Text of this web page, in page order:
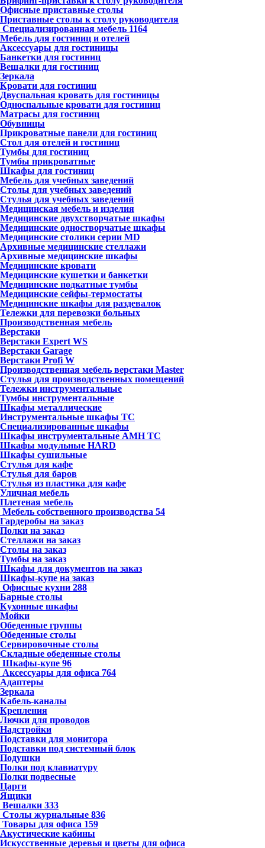
Офисные приставные столы
Приставные столы к столу руководителя
Специализированная мебель 1164
Мебель для гостиниц и отелей
Аксессуары для гостиницы
Банкетки для гостиниц
Вешалки для гостиниц
Зеркала
Кровати для гостиниц
Двуспальная кровать для гостиницы
Односпальные кровати для гостиниц
Матрасы для гостиниц
Обувницы
Прикроватные панели для гостиниц
Стол для отелей и гостиниц
Тумбы для гостиниц
Тумбы прикроватные
Шкафы для гостиниц
Мебель для учебных заведений
Столы для учебных заведений
Стулья для учебных заведений
Медицинская мебель и изделия
Медицинские двухстворчатые шкафы
Медицинские одностворчатые шкафы
Медицинские столики серии MD
Архивные медицинские стеллажи
Архивные медицинские шкафы
Медицинские кровати
Медицинские кушетки и банкетки
Медицинские подкатные тумбы
Медицинские сейфы-термостаты
Медицинские шкафы для раздевалок
Тележки для перевозки больных
Производственная мебель
Верстаки
Верстаки Expert WS
Верстаки Garage
Верстаки Profi W
Производственная мебель верстаки Master
Стулья для производственных помещений
Тележки инструментальные
Тумбы инструментальные
Шкафы металлические
Инструментальные шкафы ТС
Специализированные шкафы
Шкафы инструментальные АМН ТС
Шкафы модульные HARD
Шкафы сушильные
Стулья для кафе
Стулья для баров
Стулья из пластика для кафе
Уличная мебель
Плетеная мебель
Мебель собственного производства 54
Гардеробы на заказ
Полки на заказ
Стеллажи на заказ
Столы на заказ
Тумбы на заказ
Шкафы для документов на заказ
Шкафы-купе на заказ
Офисные кухни 288
Барные столы
Кухонные шкафы
Мойки
Обеденные группы
Обеденные столы
Сервировочные столы
Складные обеденные столы
Шкафы-купе 96
Аксессуары для офиса 764
Адаптеры
Зеркала
Кабель-каналы
Крепления
Лючки для проводов
Надстройки
Подставки для монитора
Подставки под системный блок
Подушки
Полки под клавиатуру
Полки подвесные
Царги
Ящики
Вешалки 333
Столы журнальные 836
Товары для офиса 159
Акустические кабины
Искусственные деревья и цветы для офиса